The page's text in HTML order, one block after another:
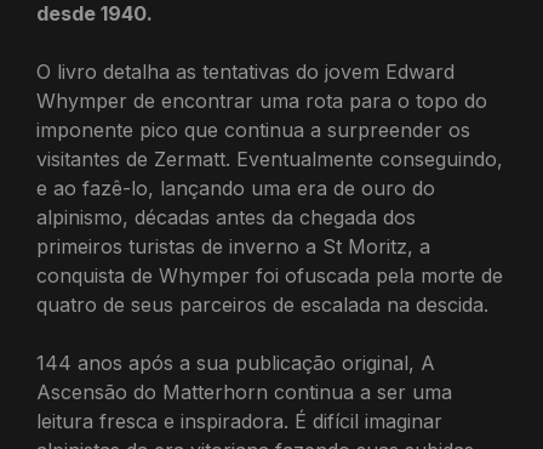
desde 1940.
O livro detalha as tentativas do jovem Edward
Whymper de encontrar uma rota para o topo do
imponente pico que continua a surpreender os
visitantes de Zermatt. Eventualmente conseguindo,
e ao fazê-lo, lançando uma era de ouro do
alpinismo, décadas antes da chegada dos
primeiros turistas de inverno a St Moritz, a
conquista de Whymper foi ofuscada pela morte de
quatro de seus parceiros de escalada na descida.
144 anos após a sua publicação original, A
Ascensão do Matterhorn continua a ser uma
leitura fresca e inspiradora. É difícil imaginar